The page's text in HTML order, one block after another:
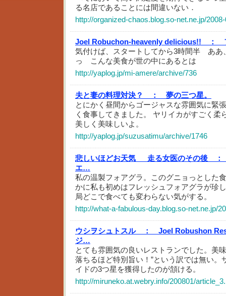
る名店であることには間違いない．
http://organized-chaos.blog.so-net.ne.jp/
Joel Robuchon-heavenly delicious!! ：
気付けば、スタートしてから3時間半 ああ
っ こんな美食が世の中にあるとは
http://yaplog.jp/mi-amere/archive/736
夫と妻の料理対決？ ：
夢の三つ星。
とにかく昼間からゴージャスな雰囲気に緊
く食事してきました。 ヤリイカがすごく
美しく美味しいよ。
http://yaplog.jp/suzusatimu/archive/1746
悲しいほどお天気 走る女医のその後 ：
エ…
私の温製フォアグラ。このグニョっとした
かに私も初めはフレッシュフォアグラが珍
局どこで食べても変わらない気がする。
http://what-a-fabulous-day.blog.so-net.ne.jp/
ウシヲシュトスル ：
Joel Robushon
ジ…
とても雰囲気の良いレストランでした。美
落ちるほど特別旨い！”という訳では無い。
イドの3つ星を獲得したのが頷ける。
http://miruneko.at.webry.info/200801/